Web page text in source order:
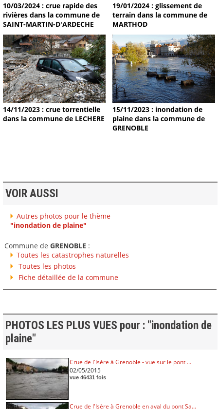
10/03/2024 : crue rapide des
rivières dans la commune de
SAINT-MARTIN-D'ARDECHE
19/01/2024 : glissement de
terrain dans la commune de
MARTHOD
14/11/2023 : crue torrentielle
dans la commune de LECHERE
15/11/2023 : inondation de
plaine dans la commune de
GRENOBLE
VOIR AUSSI
Autres photos pour le thème
"inondation de plaine"
Commune de GRENOBLE :
Toutes les catastrophes naturelles
Toutes les photos
Fiche détaillée de la commune
PHOTOS LES PLUS VUES pour : "inondation de
plaine"
Crue de l'Isère à Grenoble - vue sur le pont ...
02/05/2015
vue 46431 fois
Crue de l'Isère à Grenoble en aval du pont Sa...